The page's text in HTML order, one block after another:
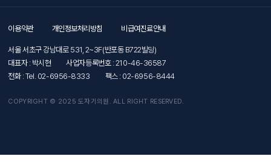
이용약관 개인정보처리방침 비급여진료안내
서울 서초구 강남대로 531, 2~3F(반포동 B722빌딩)
대표자 : 박시현
사업자등록번호 : 210-46-36587
전화 : Tel. 02-6956-8333
팩스 : 02-6956-8444
COPYRIGHT © 2025 도자기의원. ALL RIGHT RESERVED.